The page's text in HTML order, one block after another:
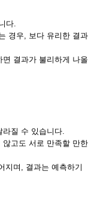
다.
경우, 보다 유리한 결과
결과가 불리하게 나올
라질 수 있습니다.
고도 서로 만족할 만한
지며, 결과는 예측하기